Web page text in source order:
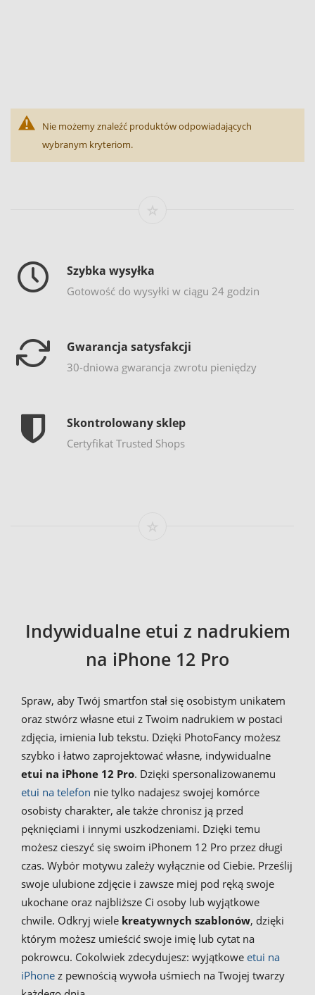
Nie możemy znaleźć produktów odpowiadających
wybranym kryteriom.
Szybka wysyłka
Gotowość do wysyłki w ciągu 24 godzin
Gwarancja satysfakcji
30-dniowa gwarancja zwrotu pieniędzy
Skontrolowany sklep
Certyfikat Trusted Shops
Indywidualne etui z nadrukiem
na iPhone 12 Pro
Spraw, aby Twój smartfon stał się osobistym unikatem
oraz stwórz własne etui z Twoim nadrukiem w postaci
zdjęcia, imienia lub tekstu. Dzięki PhotoFancy możesz
szybko i łatwo zaprojektować własne, indywidualne
etui na iPhone 12 Pro. Dzięki spersonalizowanemu
etui na telefon nie tylko nadajesz swojej komórce
osobisty charakter, ale także chronisz ją przed
pęknięciami i innymi uszkodzeniami. Dzięki temu
możesz cieszyć się swoim iPhonem 12 Pro przez długi
czas. Wybór motywu zależy wyłącznie od Ciebie. Prześlij
swoje ulubione zdjęcie i zawsze miej pod ręką swoje
ukochane oraz najbliższe Ci osoby lub wyjątkowe
chwile. Odkryj wiele kreatywnych szablonów, dzięki
którym możesz umieścić swoje imię lub cytat na
pokrowcu. Cokolwiek zdecydujesz: wyjątkowe etui na
iPhone z pewnością wywoła uśmiech na Twojej twarzy